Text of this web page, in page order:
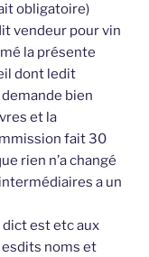
obligatoire)
vendeur pour vin
la présente
dont ledit
bien
et la
fait 30
rien n’a changé
a un
est etc aux
noms et